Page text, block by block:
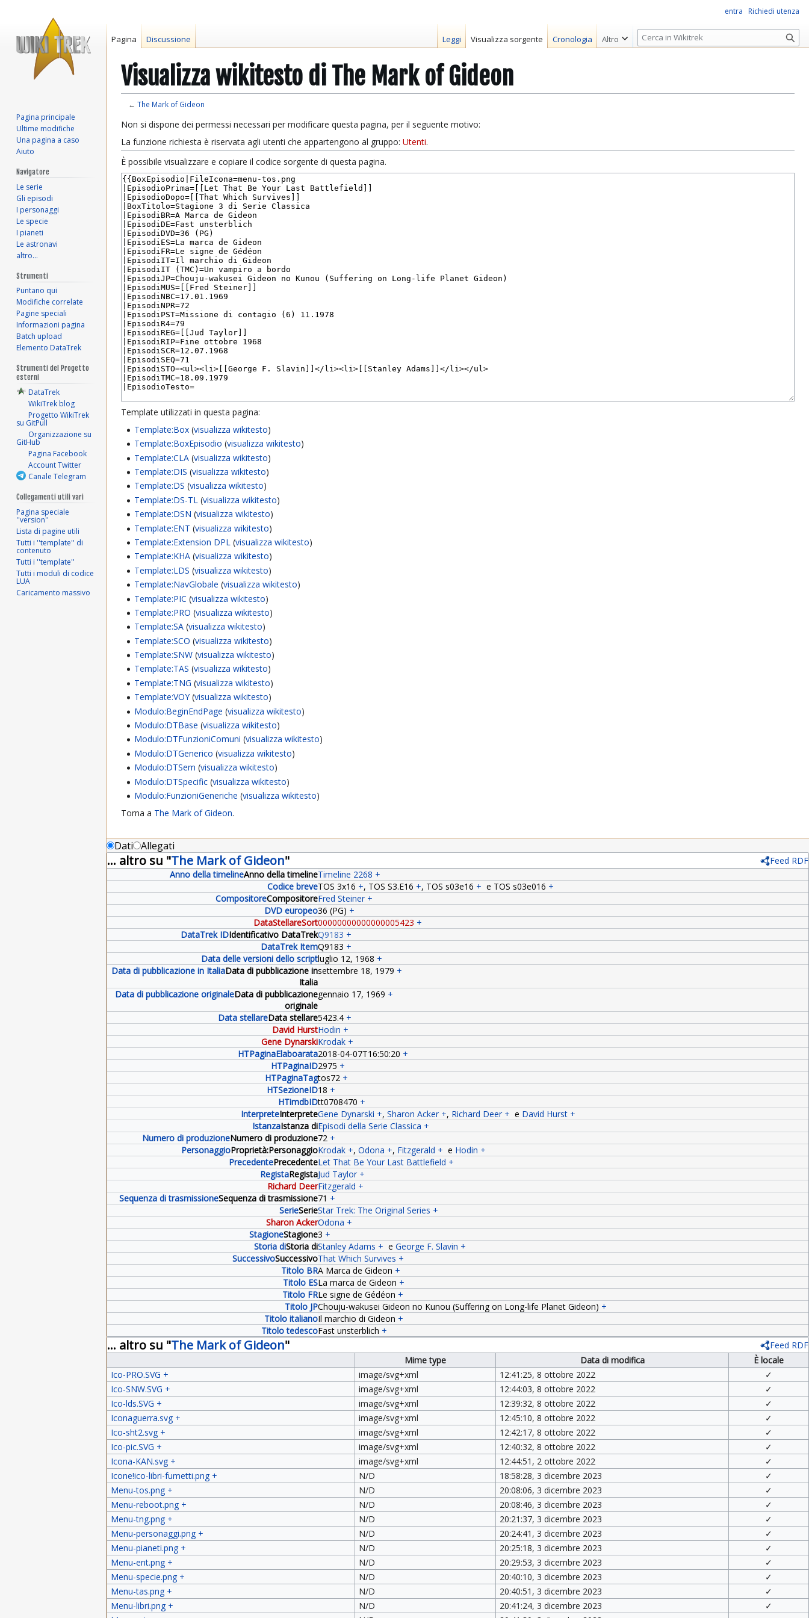
Visualizza wikitesto di The Mark of Gideon
← The Mark of Gideon
Vai
alla
navigazione
Vai
alla
ricerca
Non si dispone dei permessi necessari per modificare questa pagina, per il seguente motivo:
La funzione richiesta è riservata agli utenti che appartengono al gruppo: Utenti.
È possibile visualizzare e copiare il codice sorgente di questa pagina.
Template utilizzati in questa pagina:
Template:Box (visualizza wikitesto)
Template:BoxEpisodio (visualizza wikitesto)
Template:CLA (visualizza wikitesto)
Template:DIS (visualizza wikitesto)
Template:DS (visualizza wikitesto)
Template:DS-TL (visualizza wikitesto)
Template:DSN (visualizza wikitesto)
Template:ENT (visualizza wikitesto)
Template:Extension DPL (visualizza wikitesto)
Template:KHA (visualizza wikitesto)
Template:LDS (visualizza wikitesto)
Template:NavGlobale (visualizza wikitesto)
Template:PIC (visualizza wikitesto)
Template:PRO (visualizza wikitesto)
Template:SA (visualizza wikitesto)
Template:SCO (visualizza wikitesto)
Template:SNW (visualizza wikitesto)
Template:TAS (visualizza wikitesto)
Template:TNG (visualizza wikitesto)
Template:VOY(visualizza wikitesto)
Modulo:BeginEndPage (visualizza wikitesto)
Modulo:DTBase (visualizza wikitesto)
Modulo:DTFunzioniComuni (visualizza wikitesto)
Modulo:DTGenerico (visualizza wikitesto)
Modulo:DTSem (visualizza wikitesto)
Modulo:DTSpecific (visualizza wikitesto)
Modulo:FunzioniGeneriche (visualizza wikitesto)
Torna a The Mark of Gideon.
Dati Allegati
... altro su "The Mark of Gideon"
Feed RDF
Anno della timelineAnno della timelineTimeline 2268 +
Codice breveTOS 3x16 +, TOS S3.E16 +, TOS s03e16 + e TOS s03e016 +
CompositoreCompositoreFred Steiner +
DVD europeo36 (PG) +
DataStellareSort00000000000000005423 +
DataTrek IDIdentificativo DataTrekQ9183 +
DataTrek ItemQ9183 +
Data delle versioni dello scriptluglio 12, 1968 +
Data di pubblicazione in ItaliaData di pubblicazione in
Italia
settembre 18, 1979 +
Data di pubblicazione originaleData di pubblicazione
originale
gennaio 17, 1969 +
Data stellareData stellare5423.4 +
David HurstHodin +
Gene DynarskiKrodak +
HTPaginaElaboarata2018-04-07T16:50:20 +
HTPaginaID2975 +
HTPaginaTagtos72 +
HTSezioneID18 +
HTimdbIDtt0708470 +
InterpreteInterpreteGene Dynarski +, Sharon Acker +, Richard Deer + e David Hurst +
IstanzaIstanza diEpisodi della Serie Classica +
Numero di produzioneNumero di produzione72 +
PersonaggioProprietà:PersonaggioKrodak +, Odona +, Fitzgerald + e Hodin +
PrecedentePrecedenteLet That Be Your Last Battlefield +
RegistaRegistaJud Taylor +
Richard DeerFitzgerald +
Sequenza di trasmissioneSequenza di trasmissione71 +
SerieSerieStar Trek: The Original Series +
Sharon AckerOdona +
StagioneStagione3 +
Storia diStoria diStanley Adams + e George F. Slavin +
SuccessivoSuccessivoThat Which Survives +
Titolo BRA Marca de Gideon +
Titolo ESLa marca de Gideon +
Titolo FRLe signe de Gédéon +
Titolo JPChouju-wakusei Gideon no Kunou (Suffering on Long-life Planet Gideon) +
Titolo italianoIl marchio di Gideon +
Titolo tedescoFast unsterblich +
... altro su "The Mark of Gideon"
Feed RDF
Mime type
Data di modifica
È locale
Ico-PRO.SVG + image/svg+xml 12:41:25, 8 ottobre 2022
✓
Ico-SNW.SVG + image/svg+xml 12:44:03, 8 ottobre 2022
✓
Ico-lds.SVG + image/svg+xml 12:39:32, 8 ottobre 2022
✓
Iconaguerra.svg + image/svg+xml 12:45:10, 8 ottobre 2022
✓
Ico-sht2.svg + image/svg+xml 12:42:17, 8 ottobre 2022
✓
Ico-pic.SVG + image/svg+xml 12:40:32, 8 ottobre 2022
✓
Icona-KAN.svg + image/svg+xml 12:44:51, 2 ottobre 2022
✓
Icone!ico-libri-fumetti.png + N/D 18:58:28, 3 dicembre 2023
✓
Menu-tos.png + N/D 20:08:06, 3 dicembre 2023
✓
Menu-reboot.png + N/D 20:08:46, 3 dicembre 2023
✓
Menu-tng.png + N/D 20:21:37, 3 dicembre 2023
✓
Menu-personaggi.png + N/D 20:24:41, 3 dicembre 2023
✓
Menu-pianeti.png + N/D 20:25:18, 3 dicembre 2023
✓
Menu-ent.png + N/D 20:29:53, 3 dicembre 2023
✓
Menu-specie.png + N/D 20:40:10, 3 dicembre 2023
✓
Menu-tas.png + N/D 20:40:51, 3 dicembre 2023
✓
Menu-libri.png + N/D 20:41:24, 3 dicembre 2023
✓
entra Richiedi utenza
Pagina Discussione Leggi Visualizza sorgente Cronologia Altro
R
i
r
Pagina principale
Ultime modifiche
Una pagina a caso
Aiuto
Navigatore
Le serie
Gli episodi
I personaggi
Le specie
I pianeti
Le astronavi
altro…
Strumenti
Puntano qui
Modifiche correlate
Pagine speciali
Informazioni pagina
Batch upload
Elemento DataTrek
Strumenti del Progetto
esterni
DataTrek
WikiTrek blog
Progetto WikiTrek
su GitPull
Organizzazione su
GitHub
Pagina Facebook
Account Twitter
Canale Telegram
Collegamenti utili vari
Pagina speciale
''version''
Lista di pagine utili
Tutti i ''template'' di
contenuto
Tutti i ''template''
Tutti i moduli di codice
LUA
Caricamento massivo